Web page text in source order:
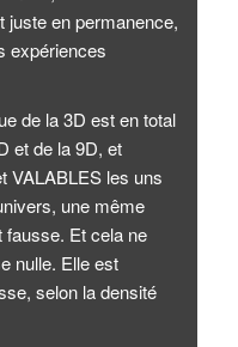
juste en permanence,
expériences
de la 3D est en total
et de la 9D, et
VALABLES les uns
une même
fausse. Et cela ne
nulle. Elle est
selon la densité